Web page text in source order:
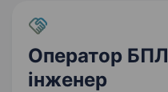
Оператор
інженер